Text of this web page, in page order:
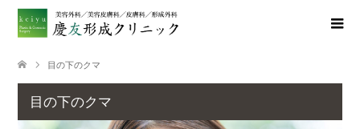
目の下のクマ
目の下のクマ